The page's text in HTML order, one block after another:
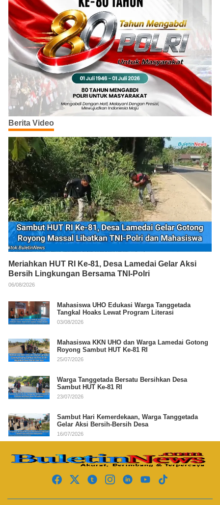
Berita Video
Meriahkan HUT RI Ke-81, Desa Lamedai Gelar Aksi
Bersih Lingkungan Bersama TNI-Polri
06/08/2026
Mahasiswa UHO Edukasi Warga Tanggetada
Tangkal Hoaks Lewat Program Literasi
03/08/2026
Mahasiswa KKN UHO dan Warga Lamedai Gotong
Royong Sambut HUT Ke-81 RI
25/07/2026
Warga Tanggetada Bersatu Bersihkan Desa
Sambut HUT Ke-81 RI
23/07/2026
Sambut Hari Kemerdekaan, Warga Tanggetada
Gelar Aksi Bersih-Bersih Desa
16/07/2026